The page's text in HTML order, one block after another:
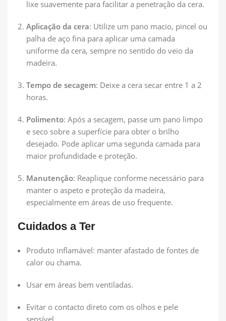
lixe suavemente para facilitar a penetração da cera.
Aplicação da cera: Utilize um pano macio, pincel ou
palha de aço fina para aplicar uma camada
uniforme da cera, sempre no sentido do veio da
madeira.
Tempo de secagem: Deixe a cera secar entre 1 a 2
horas.
Polimento: Após a secagem, passe um pano limpo
e seco sobre a superfície para obter o brilho
desejado. Pode aplicar uma segunda camada para
maior profundidade e proteção.
Manutenção: Reaplique conforme necessário para
manter o aspeto e proteção da madeira,
especialmente em áreas de uso frequente.
Cuidados a Ter
Produto inflamável: manter afastado de fontes de
calor ou chama.
Usar em áreas bem ventiladas.
Evitar o contacto direto com os olhos e pele
sensível.